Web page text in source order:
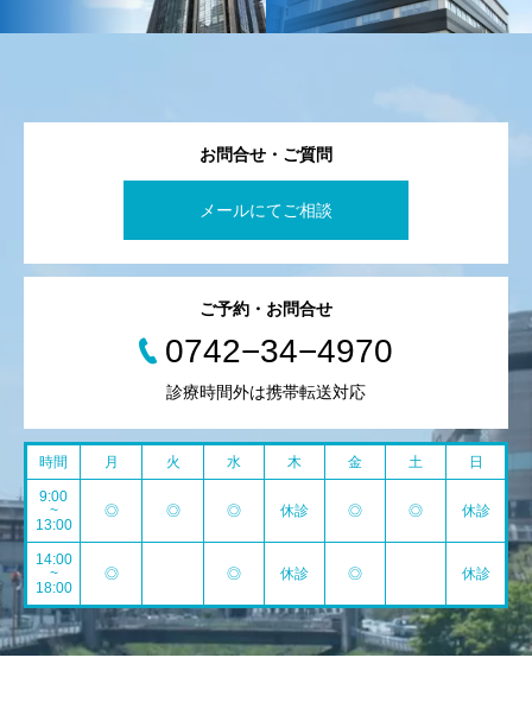
お問合せ・ご質問
メールにてご相談
ご予約・お問合せ
0742−34−4970
診療時間外は携帯転送対応
時間 月 火 水 木 金 土 日
9:00
~
13:00
◎ ◎ ◎ 休診 ◎ ◎ 休診
14:00
~
18:00
◎ ◎ 休診 ◎ 休診